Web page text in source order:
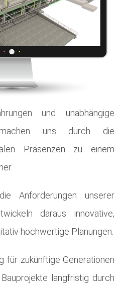
und unabhängige
machen uns durch die
Präsenzen zu einem
Anforderungen unserer
daraus innovative,
hochwertige Planungen.
für zukünftige Generationen
langfristig durch